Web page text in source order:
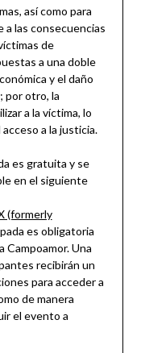
así como para
las consecuencias
de
a una doble
y el daño
por otro, la
a la víctima, lo
a la justicia.
es gratuita y se
en el siguiente
(formerly
es obligatoria
Campoamor. Una
recibirán un
para acceder a
de manera
el evento a